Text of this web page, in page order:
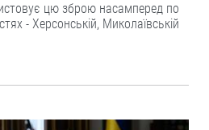
цю зброю насамперед по
- Херсонській, Миколаївській